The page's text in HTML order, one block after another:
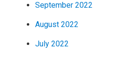
September 2022
August 2022
July 2022